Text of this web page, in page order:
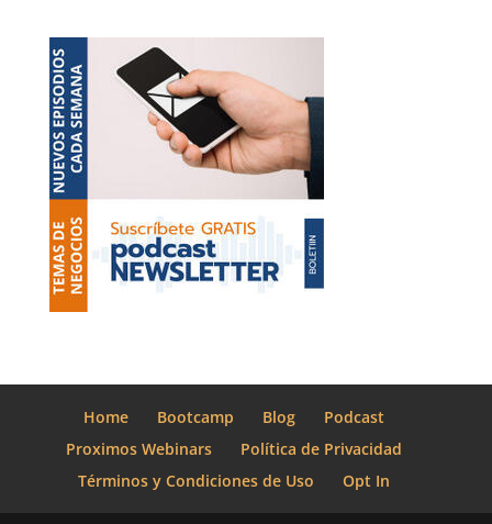
Home Bootcamp Blog
Podcast
Proximos Webinars
Política de Privacidad
Términos y Condiciones de Uso
Opt In